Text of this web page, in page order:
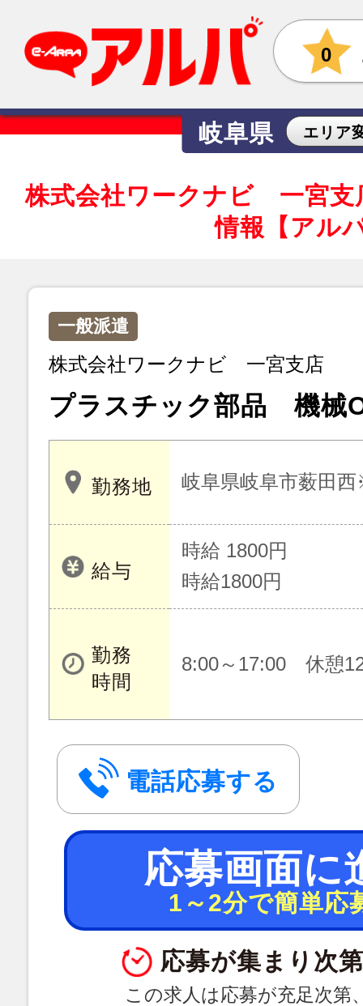
0
岐阜県 エリア
株式会社ワークナビ 一宮支
情報【アル
一般派遣
株式会社ワークナビ 一宮支店
プラスチック部品 機械
勤務地 岐阜県岐阜市薮田
給与
時給 1800円
時給1800円
勤務
時間
8:00～17:00 休憩
電話応募する
応募画面に
1～2分で簡単応
応募が集まり次
この求人は応募が充足次第